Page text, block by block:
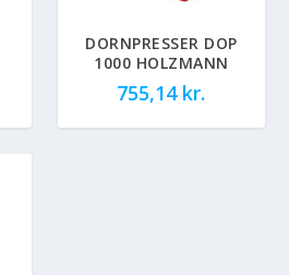
DORNPRESSER DOP
1000 HOLZMANN
755,14 kr.